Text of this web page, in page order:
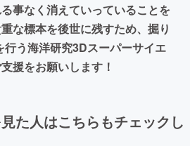
事なく消えていっていることを
な標本を後世に残すため、掘り
う海洋研究3Dスーパーサイエ
援をお願いします！
た人はこちらもチェックし